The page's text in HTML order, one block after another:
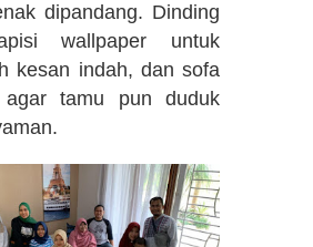
dipandang. Dinding
wallpaper untuk
kesan indah, dan sofa
agar tamu pun duduk